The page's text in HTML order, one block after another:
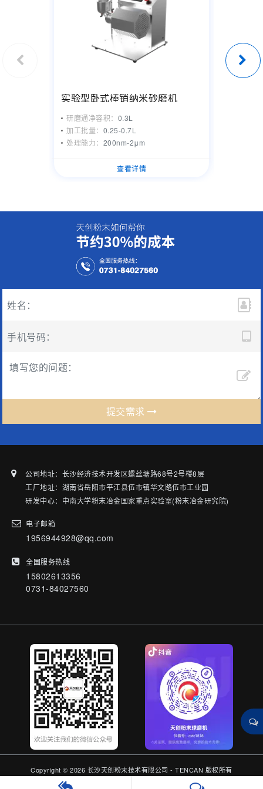
实验型卧式棒销纳米砂磨机
研磨通净容积： 0.3L
加工批量： 0.25-0.7L
处理能力： 200nm-2μm
查看详情
提交需求
公司地址：长沙经济技术开发区螺丝塘路68号2号楼8层
工厂地址：湖南省岳阳市平江县伍市镇华文路伍市工业园
研发中心：中南大学粉末冶金国家重点实验室(粉末冶金研究院)
电子邮箱
1956944928@qq.com
全国服务热线
15802613356
0731-84027560
Copyright © 2026 长沙天创粉末技术有限公司 - TENCAN 版权所有